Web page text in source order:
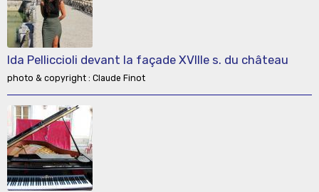
Ida Pelliccioli devant la façade XVIIIe s. du château
photo & copyright : Claude Finot